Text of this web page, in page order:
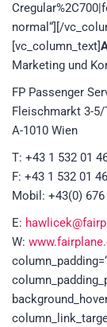
normal“][/
[vc_column_text]
Marketing und
FP Passenger
Fleischmarkt 3-5/
A-1010 Wien
T: +43 1 532 01
F: +43 1 532 01
Mobil: +43(0) 676
E:
W: